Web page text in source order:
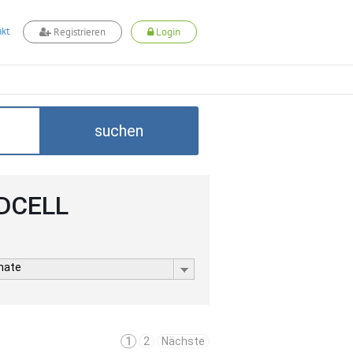
Registrieren Login
suchen
1 2 Nächste